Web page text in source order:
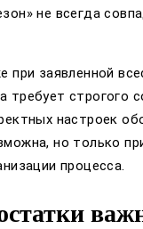
не всегда
при заявленной
требует строгого
настроек
но только
процесса.